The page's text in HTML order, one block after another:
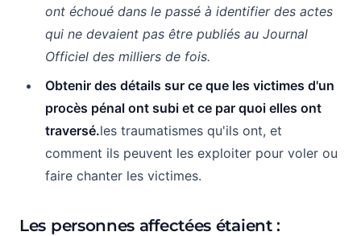
ont échoué dans le passé à identifier des actes
qui ne devaient pas être publiés au Journal
Officiel des milliers de fois.
Obtenir des détails sur ce que les victimes d'un
procès pénal ont subi et ce par quoi elles ont
traversé.les traumatismes qu'ils ont, et
comment ils peuvent les exploiter pour voler ou
faire chanter les victimes.
Les personnes affectées étaient :